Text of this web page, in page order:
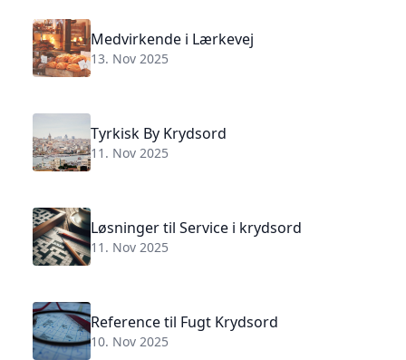
Medvirkende i Lærkevej
13. Nov 2025
Tyrkisk By Krydsord
11. Nov 2025
Løsninger til Service i krydsord
11. Nov 2025
Reference til Fugt Krydsord
10. Nov 2025